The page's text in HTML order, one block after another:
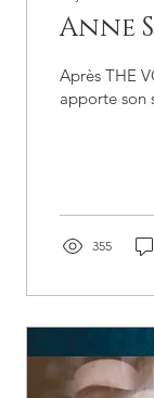
Anne
Après THE
apporte son
355